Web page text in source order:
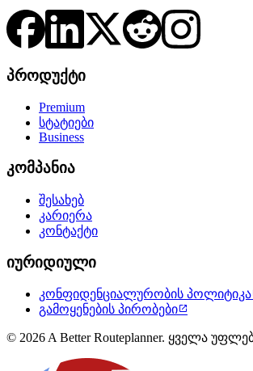
პროდუქტი
Premium
სტატიები
Business
კომპანია
შესახებ
კარიერა
კონტაქტი
იურიდიული
კონფიდენციალურობის პოლიტიკა
გამოყენების პირობები
© 2026 A Better Routeplanner. ყველა